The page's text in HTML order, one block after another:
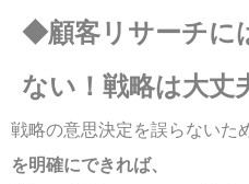
◆顧客リサーチに
ない！戦略は大丈
戦略の意思決定を誤らないた
を明確にできれば、